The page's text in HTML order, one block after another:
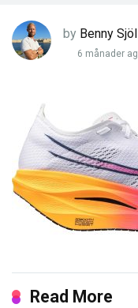
by Benny
6 månader
Read More